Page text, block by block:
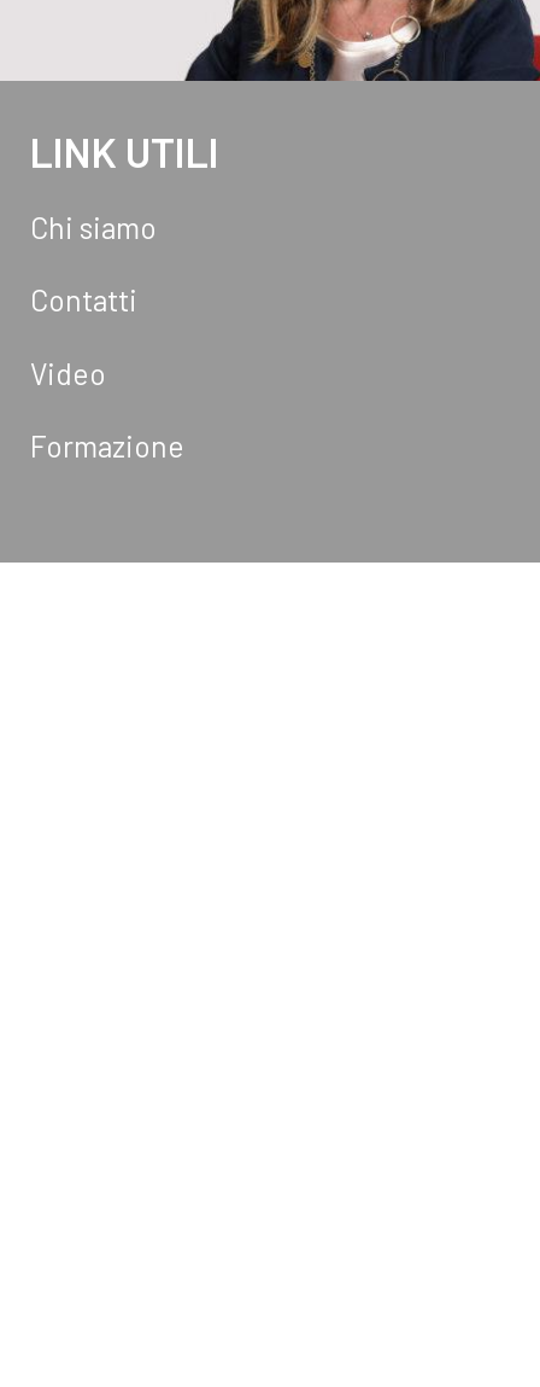
LINK UTILI
Chi siamo
Contatti
Video
Formazione